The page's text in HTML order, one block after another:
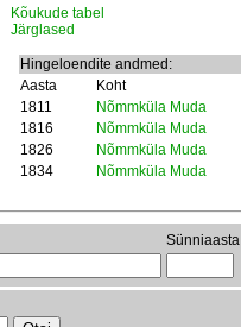
Kõukude tabel
Järglased
Hingeloendite andmed:
Aasta
Koht
1811
Nõmmküla Muda
1816
Nõmmküla Muda
1826
Nõmmküla Muda
1834
Nõmmküla Muda
Sünniaasta